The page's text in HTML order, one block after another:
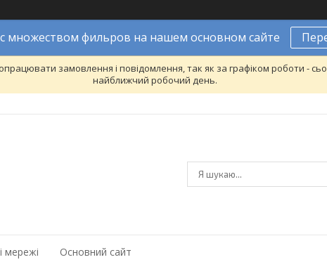
множеством фильров на нашем основном сайте
замовлення і повідомлення, так як за графіком роботи -
найближчий робочий день.
мережі Основний сайт